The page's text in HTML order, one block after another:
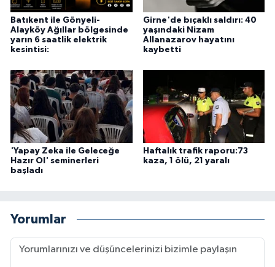
Batıkent ile Gönyeli-
Alayköy Ağıllar bölgesinde
yarın 6 saatlik elektrik
kesintisi:
Girne'de bıçaklı saldırı: 40
yaşındaki Nizam
Allanazarov hayatını
kaybetti
'Yapay Zeka ile Geleceğe
Hazır Ol' seminerleri
başladı
Haftalık trafik raporu:73
kaza, 1 ölü, 21 yaralı
Yorumlar